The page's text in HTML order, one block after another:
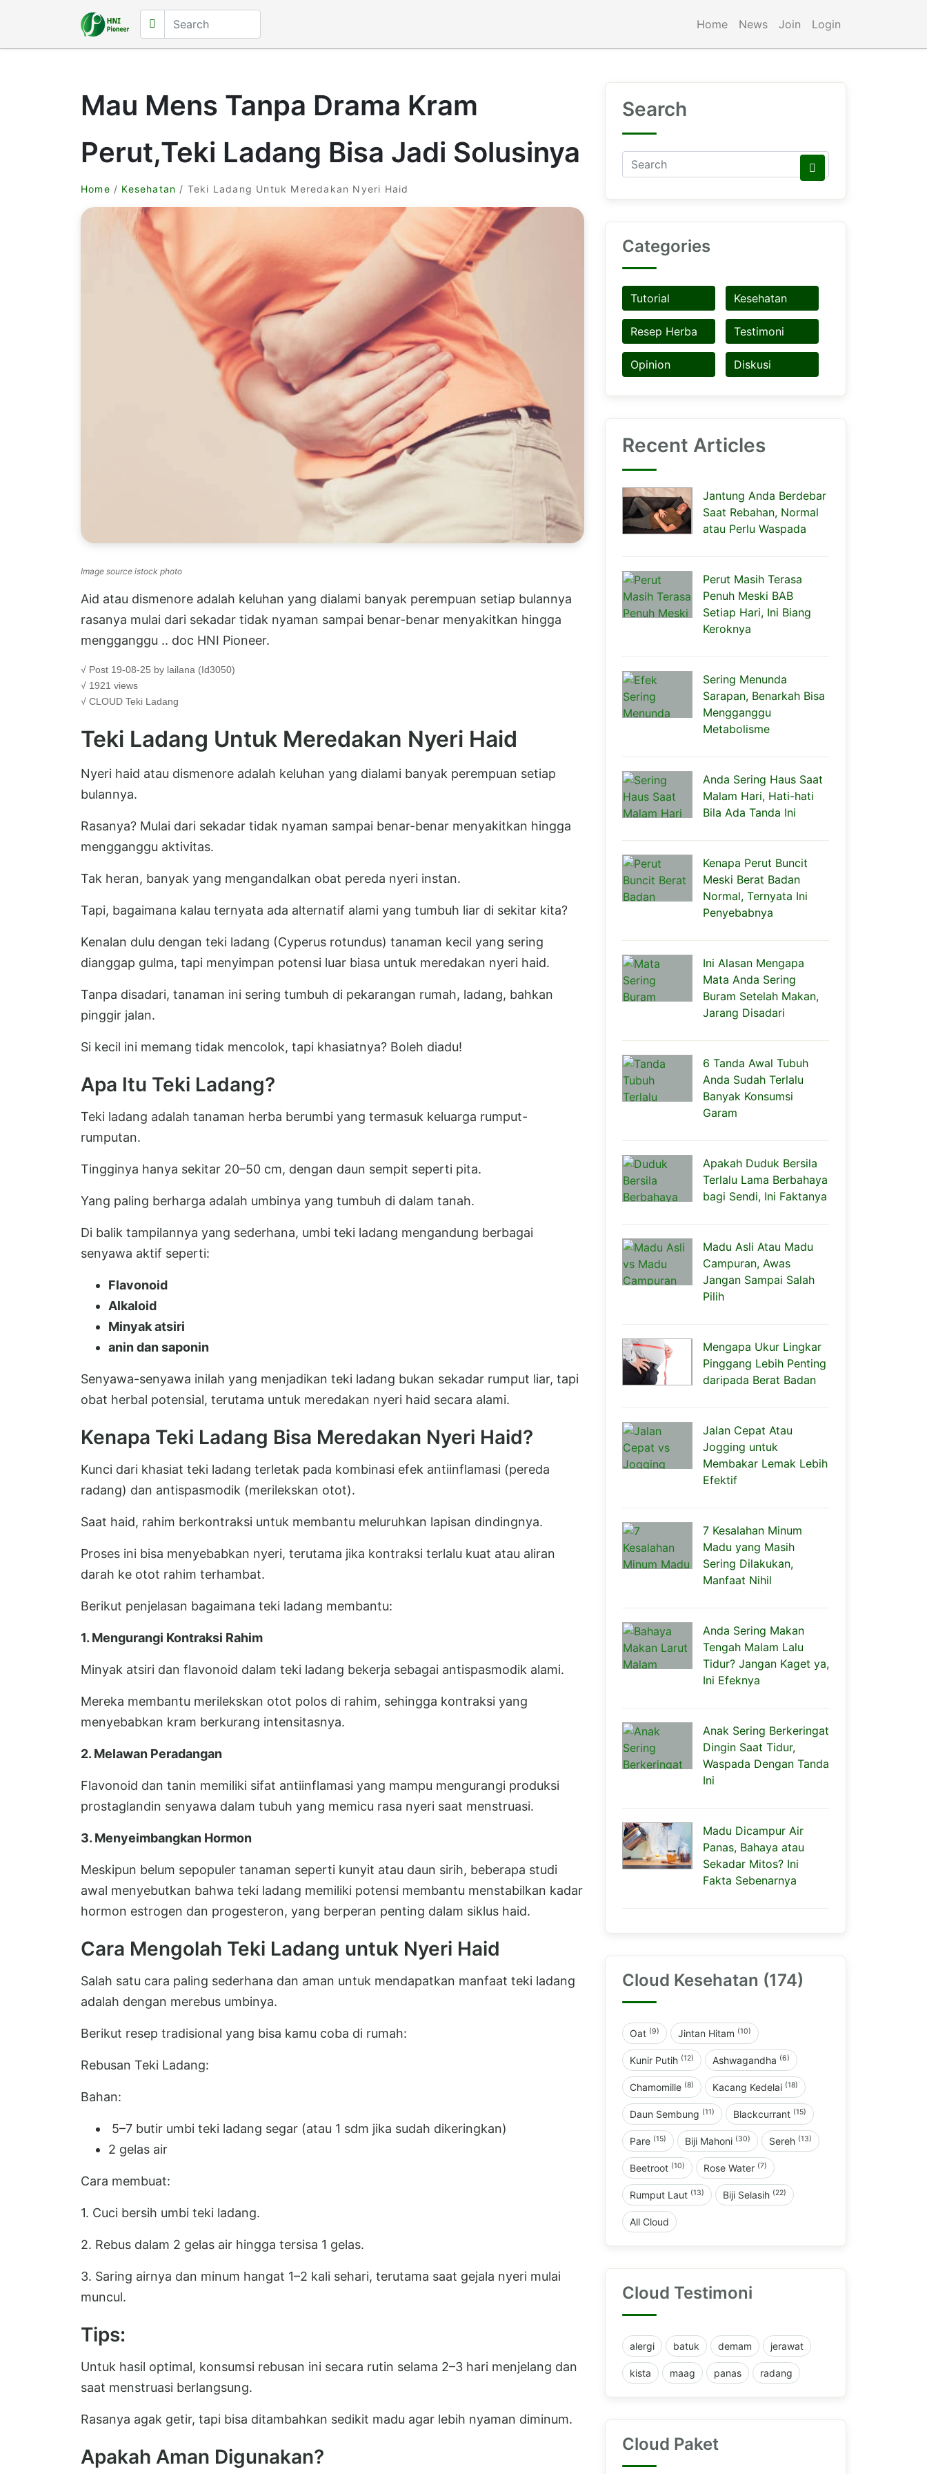
Home News Join Login
Mau Mens Tanpa Drama Kram
Perut,Teki Ladang Bisa Jadi Solusinya
Home / Kesehatan / Teki Ladang Untuk Meredakan Nyeri Haid
Image source istock photo
Aid atau dismenore adalah keluhan yang dialami banyak perempuan setiap bulannya
rasanya mulai dari sekadar tidak nyaman sampai benar-benar menyakitkan hingga
mengganggu .. doc HNI Pioneer.
√ Post 19-08-25 by lailana (Id3050)
√ 1921 views
√ CLOUD Teki Ladang
Teki Ladang Untuk Meredakan Nyeri Haid
Nyeri haid atau dismenore adalah keluhan yang dialami banyak perempuan setiap
bulannya.
Rasanya? Mulai dari sekadar tidak nyaman sampai benar-benar menyakitkan hingga
mengganggu aktivitas.
Tak heran, banyak yang mengandalkan obat pereda nyeri instan.
Tapi, bagaimana kalau ternyata ada alternatif alami yang tumbuh liar di sekitar kita?
Kenalan dulu dengan teki ladang (Cyperus rotundus) tanaman kecil yang sering
dianggap gulma, tapi menyimpan potensi luar biasa untuk meredakan nyeri haid.
Tanpa disadari, tanaman ini sering tumbuh di pekarangan rumah, ladang, bahkan
pinggir jalan.
Si kecil ini memang tidak mencolok, tapi khasiatnya? Boleh diadu!
Apa Itu Teki Ladang?
Teki ladang adalah tanaman herba berumbi yang termasuk keluarga rumput-
rumputan.
Tingginya hanya sekitar 20–50 cm, dengan daun sempit seperti pita.
Yang paling berharga adalah umbinya yang tumbuh di dalam tanah.
Di balik tampilannya yang sederhana, umbi teki ladang mengandung berbagai
senyawa aktif seperti:
Flavonoid
Alkaloid
Minyak atsiri
anin dan saponin
Senyawa-senyawa inilah yang menjadikan teki ladang bukan sekadar rumput liar, tapi
obat herbal potensial, terutama untuk meredakan nyeri haid secara alami.
Kenapa Teki Ladang Bisa Meredakan Nyeri Haid?
Kunci dari khasiat teki ladang terletak pada kombinasi efek antiinflamasi (pereda
radang) dan antispasmodik (merilekskan otot).
Saat haid, rahim berkontraksi untuk membantu meluruhkan lapisan dindingnya.
Proses ini bisa menyebabkan nyeri, terutama jika kontraksi terlalu kuat atau aliran
darah ke otot rahim terhambat.
Berikut penjelasan bagaimana teki ladang membantu:
1. Mengurangi Kontraksi Rahim
Minyak atsiri dan flavonoid dalam teki ladang bekerja sebagai antispasmodik alami.
Mereka membantu merilekskan otot polos di rahim, sehingga kontraksi yang
menyebabkan kram berkurang intensitasnya.
2. Melawan Peradangan
Flavonoid dan tanin memiliki sifat antiinflamasi yang mampu mengurangi produksi
prostaglandin senyawa dalam tubuh yang memicu rasa nyeri saat menstruasi.
3. Menyeimbangkan Hormon
Meskipun belum sepopuler tanaman seperti kunyit atau daun sirih, beberapa studi
awal menyebutkan bahwa teki ladang memiliki potensi membantu menstabilkan kadar
hormon estrogen dan progesteron, yang berperan penting dalam siklus haid.
Cara Mengolah Teki Ladang untuk Nyeri Haid
Salah satu cara paling sederhana dan aman untuk mendapatkan manfaat teki ladang
adalah dengan merebus umbinya.
Berikut resep tradisional yang bisa kamu coba di rumah:
Rebusan Teki Ladang:
Bahan:
5–7 butir umbi teki ladang segar (atau 1 sdm jika sudah dikeringkan)
2 gelas air
Cara membuat:
1. Cuci bersih umbi teki ladang.
2. Rebus dalam 2 gelas air hingga tersisa 1 gelas.
3. Saring airnya dan minum hangat 1–2 kali sehari, terutama saat gejala nyeri mulai
muncul.
Tips:
Untuk hasil optimal, konsumsi rebusan ini secara rutin selama 2–3 hari menjelang dan
saat menstruasi berlangsung.
Rasanya agak getir, tapi bisa ditambahkan sedikit madu agar lebih nyaman diminum.
Apakah Aman Digunakan?
Search
Categories
Tutorial Kesehatan
Resep Herba Testimoni
Opinion Diskusi
Recent Articles
Jantung Anda Berdebar
Saat Rebahan, Normal
atau Perlu Waspada
Perut Masih Terasa
Penuh Meski BAB
Setiap Hari, Ini Biang
Keroknya
Sering Menunda
Sarapan, Benarkah Bisa
Mengganggu
Metabolisme
Anda Sering Haus Saat
Malam Hari, Hati-hati
Bila Ada Tanda Ini
Kenapa Perut Buncit
Meski Berat Badan
Normal, Ternyata Ini
Penyebabnya
Ini Alasan Mengapa
Mata Anda Sering
Buram Setelah Makan,
Jarang Disadari
6 Tanda Awal Tubuh
Anda Sudah Terlalu
Banyak Konsumsi
Garam
Apakah Duduk Bersila
Terlalu Lama Berbahaya
bagi Sendi, Ini Faktanya
Madu Asli Atau Madu
Campuran, Awas
Jangan Sampai Salah
Pilih
Mengapa Ukur Lingkar
Pinggang Lebih Penting
daripada Berat Badan
Jalan Cepat Atau
Jogging untuk
Membakar Lemak Lebih
Efektif
7 Kesalahan Minum
Madu yang Masih
Sering Dilakukan,
Manfaat Nihil
Anda Sering Makan
Tengah Malam Lalu
Tidur? Jangan Kaget ya,
Ini Efeknya
Anak Sering Berkeringat
Dingin Saat Tidur,
Waspada Dengan Tanda
Ini
Madu Dicampur Air
Panas, Bahaya atau
Sekadar Mitos? Ini
Fakta Sebenarnya
Cloud Kesehatan (174)
Oat (9) Jintan Hitam (10)
Kunir Putih (12) Ashwagandha (6)
Chamomille (8) Kacang Kedelai (18)
Daun Sembung (11) Blackcurrant (15)
Pare (15) Biji Mahoni (30) Sereh (13)
Beetroot (10) Rose Water (7)
Rumput Laut (13) Biji Selasih (22)
All Cloud
Cloud Testimoni
alergi batuk demam jerawat
kista maag panas radang
Cloud Paket